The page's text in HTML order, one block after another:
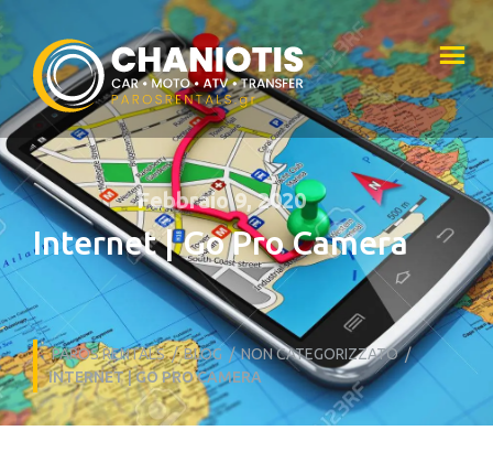
Febbraio 9, 2020
Internet | Go Pro Camera
PAROS RENTALS/BLOG /NON CATEGORIZZATO/
INTERNET | GO PRO CAMERA